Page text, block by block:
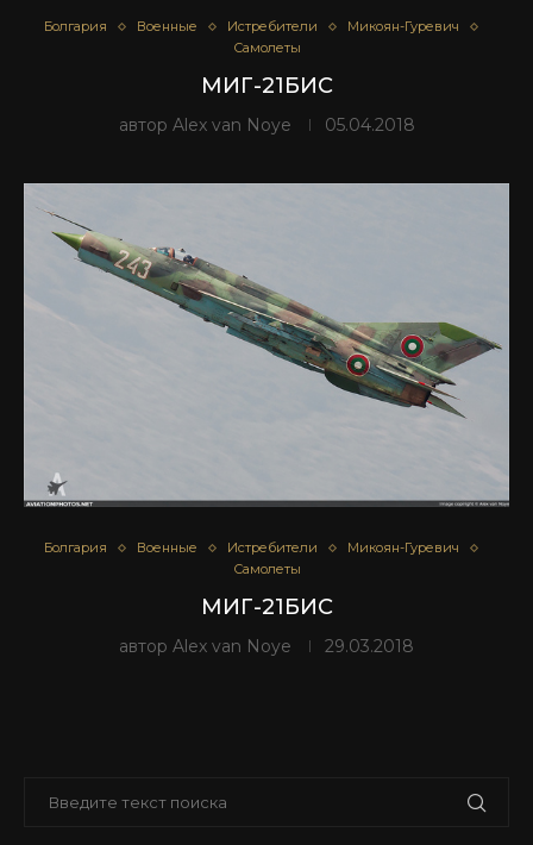
Болгария Военные Истребители
Микоян-Гуревич
Самолеты
МИГ-21БИС
автор Alex van Noye 05.04.2018
Болгария Военные Истребители
Микоян-Гуревич
Самолеты
МИГ-21БИС
автор Alex van Noye 29.03.2018